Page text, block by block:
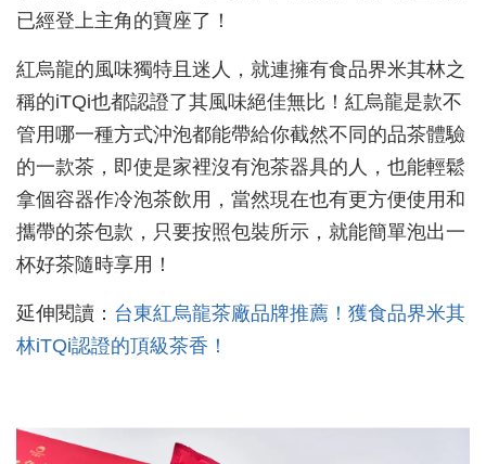
已經登上主角的寶座了！
紅烏龍的風味獨特且迷人，就連擁有食品界米其林之
稱的iTQi也都認證了其風味絕佳無比！紅烏龍是款不
管用哪一種方式沖泡都能帶給你截然不同的品茶體驗
的一款茶，即使是家裡沒有泡茶器具的人，也能輕鬆
拿個容器作冷泡茶飲用，當然現在也有更方便使用和
攜帶的茶包款，只要按照包裝所示，就能簡單泡出一
杯好茶隨時享用！
延伸閱讀： 台東紅烏龍茶廠品牌推薦！獲食品界米其
林iTQi認證的頂級茶香！